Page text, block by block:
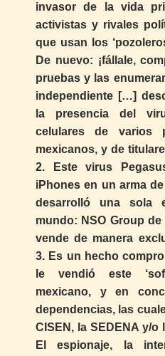
invasor de la vida
activistas y rivales
que usan los
De nuevo: ¡fállale,
pruebas y las
independiente […]
la presencia del
celulares de varios
mexicanos, y de
2. Este virus
iPhones en un arma
desarrolló una sola
mundo: NSO Group de
vende de manera
3. Es un hecho
le vendió este
mexicano, y en
dependencias, las
CISEN, la SEDENA y/o
El espionaje, la